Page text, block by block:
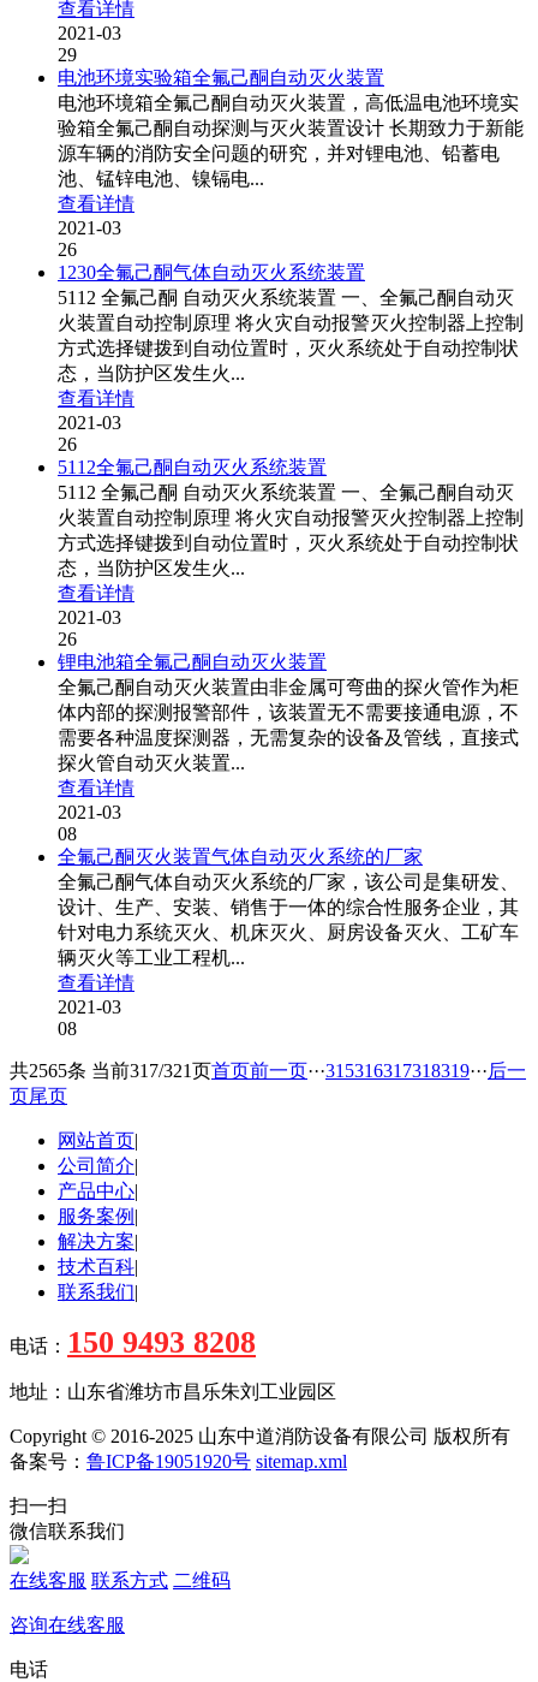
查看详情
2021-03
29
电池环境实验箱全氟己酮自动灭火装置
电池环境箱全氟己酮自动灭火装置，高低温电池环境实
验箱全氟己酮自动探测与灭火装置设计 长期致力于新能
源车辆的消防安全问题的研究，并对锂电池、铅蓄电
池、锰锌电池、镍镉电...
查看详情
2021-03
26
1230全氟己酮气体自动灭火系统装置
5112 全氟己酮 自动灭火系统装置 一、全氟己酮自动灭
火装置自动控制原理 将火灾自动报警灭火控制器上控制
方式选择键拨到自动位置时，灭火系统处于自动控制状
态，当防护区发生火...
查看详情
2021-03
26
5112全氟己酮自动灭火系统装置
5112 全氟己酮 自动灭火系统装置 一、全氟己酮自动灭
火装置自动控制原理 将火灾自动报警灭火控制器上控制
方式选择键拨到自动位置时，灭火系统处于自动控制状
态，当防护区发生火...
查看详情
2021-03
26
锂电池箱全氟己酮自动灭火装置
全氟己酮自动灭火装置由非金属可弯曲的探火管作为柜
体内部的探测报警部件，该装置无不需要接通电源，不
需要各种温度探测器，无需复杂的设备及管线，直接式
探火管自动灭火装置...
查看详情
2021-03
08
全氟己酮灭火装置气体自动灭火系统的厂家
全氟己酮气体自动灭火系统的厂家，该公司是集研发、
设计、生产、安装、销售于一体的综合性服务企业，其
针对电力系统灭火、机床灭火、厨房设备灭火、工矿车
辆灭火等工业工程机...
查看详情
2021-03
08
共2565条 当前317/321页首页前一页···315316317318319···后一
页尾页
网站首页|
公司简介|
产品中心|
服务案例 |
解决方案|
技术百科|
联系我们|
电话： 150 9493 8208
地址：山东省潍坊市昌乐朱刘工业园区
Copyright © 2016-2025 山东中道消防设备有限公司 版权所有
备案号： 鲁ICP备19051920号 sitemap.xml
扫一扫
微信联系我们
在线客服 联系方式 二维码
咨询在线客服
电话